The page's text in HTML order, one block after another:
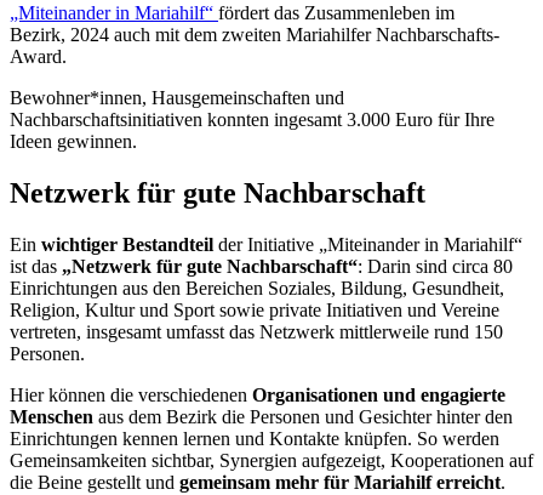
„Miteinander in Mariahilf“ fördert das Zusammenleben im
Bezirk, 2024 auch mit dem zweiten Mariahilfer Nachbarschafts-
Award.
Bewohner*innen, Hausgemeinschaften und
Nachbarschaftsinitiativen konnten ingesamt 3.000 Euro für Ihre
Ideen gewinnen.
Netzwerk für gute Nachbarschaft
Ein wichtiger Bestandteil der Initiative „Miteinander in Mariahilf“
ist das „Netzwerk für gute Nachbarschaft“: Darin sind circa 80
Einrichtungen aus den Bereichen Soziales, Bildung, Gesundheit,
Religion, Kultur und Sport sowie private Initiativen und Vereine
vertreten, insgesamt umfasst das Netzwerk mittlerweile rund 150
Personen.
Hier können die verschiedenen Organisationen und engagierte
Menschen aus dem Bezirk die Personen und Gesichter hinter den
Einrichtungen kennen lernen und Kontakte knüpfen. So werden
Gemeinsamkeiten sichtbar, Synergien aufgezeigt, Kooperationen auf
die Beine gestellt und gemeinsam mehr für Mariahilf erreicht.